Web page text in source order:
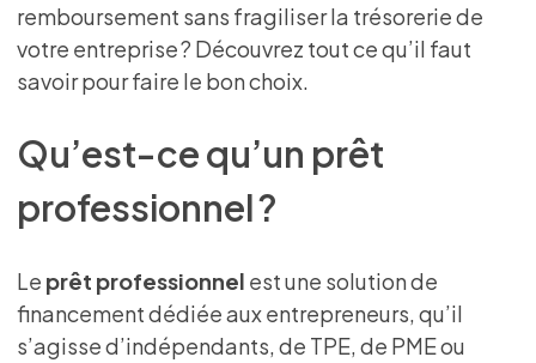
remboursement sans fragiliser la trésorerie de
votre entreprise ? Découvrez tout ce qu’il faut
savoir pour faire le bon choix.
Qu’est-ce qu’un prêt
professionnel ?
Le prêt professionnel est une solution de
financement dédiée aux entrepreneurs, qu’il
s’agisse d’indépendants, de TPE, de PME ou